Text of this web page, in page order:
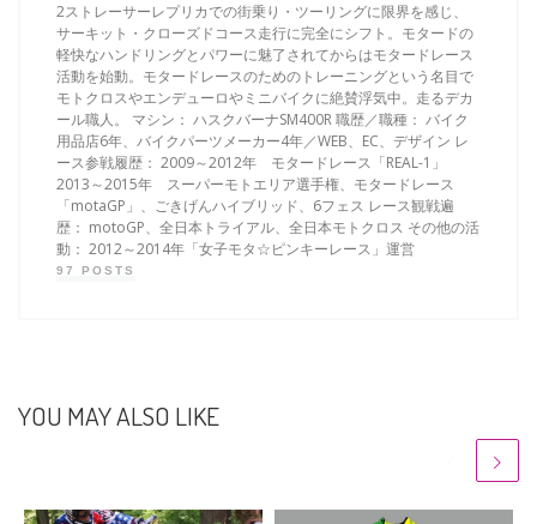
2ストレーサーレプリカでの街乗り・ツーリングに限界を感じ、
サーキット・クローズドコース走行に完全にシフト。モタードの
軽快なハンドリングとパワーに魅了されてからはモタードレース
活動を始動。モタードレースのためのトレーニングという名目で
モトクロスやエンデューロやミニバイクに絶賛浮気中。走るデカ
ール職人。 マシン： ハスクバーナSM400R 職歴／職種： バイク
用品店6年、バイクパーツメーカー4年／WEB、EC、デザイン レ
ース参戦履歴： 2009～2012年 モタードレース「REAL-1」
2013～2015年 スーパーモトエリア選手権、モタードレース
「motaGP」、ごきげんハイブリッド、6フェス レース観戦遍
歴： motoGP、全日本トライアル、全日本モトクロス その他の活
動： 2012～2014年「女子モタ☆ピンキーレース」運営
97 POSTS
YOU MAY ALSO LIKE